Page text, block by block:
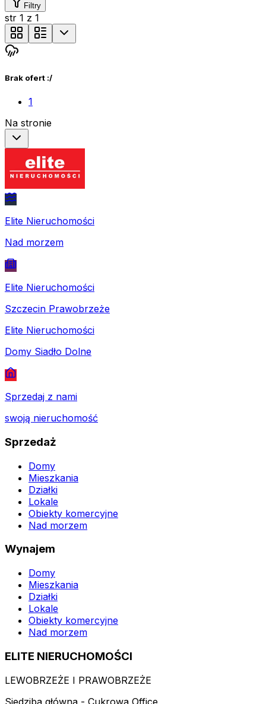
Filtry
str 1 z 1
Brak ofert :/
1
Na stronie
Elite Nieruchomości
Nad morzem
Elite Nieruchomości
Szczecin Prawobrzeże
Elite Nieruchomości
Domy Siadło Dolne
Sprzedaj z nami
swoją nieruchomość
Sprzedaż
Domy
Mieszkania
Działki
Lokale
Obiekty komercyjne
Nad morzem
Wynajem
Domy
Mieszkania
Działki
Lokale
Obiekty komercyjne
Nad morzem
ELITE NIERUCHOMOŚCI
LEWOBRZEŻE I PRAWOBRZEŻE
Siedziba główna - Cukrowa Office